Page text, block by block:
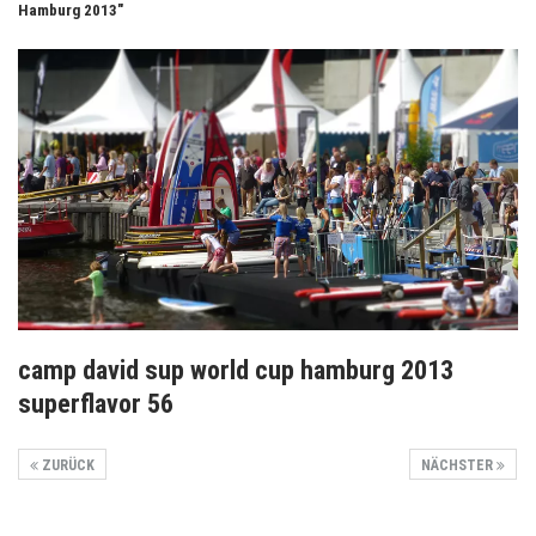
Hamburg 2013"
camp david sup world cup hamburg 2013
superflavor 56
NÄCHSTER
ZURÜCK